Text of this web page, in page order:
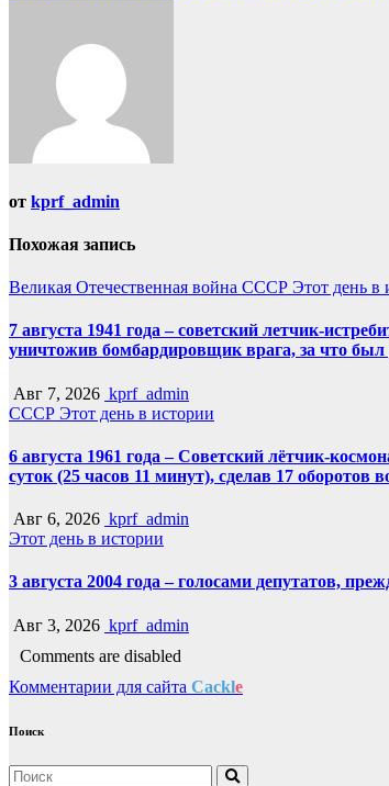
от kprf_admin
Похожая запись
Великая Отечественная война СССР Этот день в
7 августа 1941 года – советский летчик-
уничтожив бомбардировщик врага, за что был
Авг 7, 2026 kprf_admin
СССР Этот день в истории
6 августа 1961 года – Советский лётчик-
суток (25 часов 11 минут), сделав 17 оборотов
Авг 6, 2026 kprf_admin
Этот день в истории
3 августа 2004 года – голосами депутатов,
Авг 3, 2026 kprf_admin
Comments are disabled
Комментарии для сайта Cackle
Поиск